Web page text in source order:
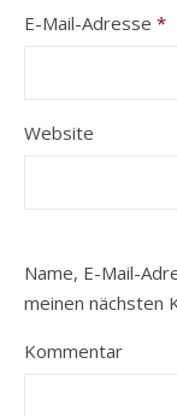
E-Mail-Adresse *
Website
Name, E-Mail-
meinen nächsten
Kommentar